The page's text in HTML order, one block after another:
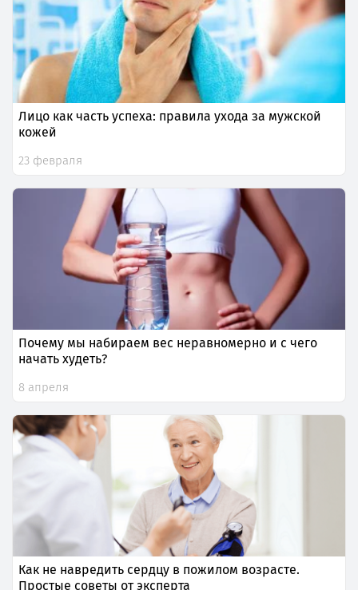
Лицо как часть успеха: правила ухода за мужской
кожей
23 февраля
Почему мы набираем вес неравномерно и с чего
начать худеть?
8 апреля
Как не навредить сердцу в пожилом возрасте.
Простые советы от эксперта